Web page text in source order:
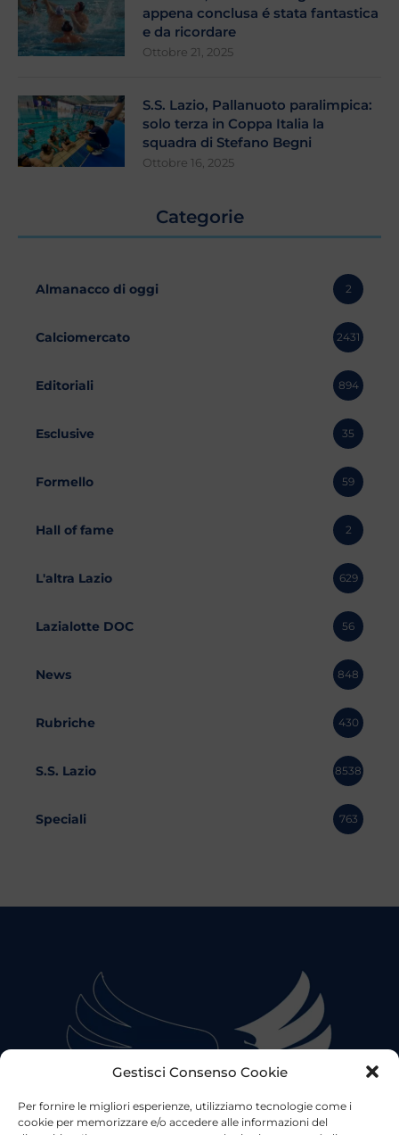
Gestisci Consenso Cookie
Per fornire le migliori esperienze, utilizziamo tecnologie come i
cookie per memorizzare e/o accedere alle informazioni del
appena conclusa é stata fantastica
e da ricordare
Ottobre 21, 2025
S.S. Lazio, Pallanuoto paralimpica:
solo terza in Coppa Italia la
squadra di Stefano Begni
Ottobre 16, 2025
Categorie
Almanacco di oggi 2
Calciomercato 2431
Editoriali 894
Esclusive 35
Formello 59
Hall of fame 2
L'altra Lazio 629
Lazialotte DOC 56
News 848
Rubriche 430
S.S. Lazio 8538
Speciali 763